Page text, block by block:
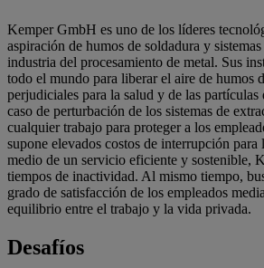
Kemper GmbH es uno de los líderes
aspiración de humos de soldadura y
industria del procesamiento de metal. Sus
todo el mundo para liberar el aire de humos
perjudiciales para la salud y de las partículas
caso de perturbación de los sistemas de
cualquier trabajo para proteger a los
supone elevados costos de interrupción para
medio de un servicio eficiente y sostenible,
tiempos de inactividad. Al mismo tiempo,
grado de satisfacción de los empleados
equilibrio entre el trabajo y la vida privada.
Desafíos